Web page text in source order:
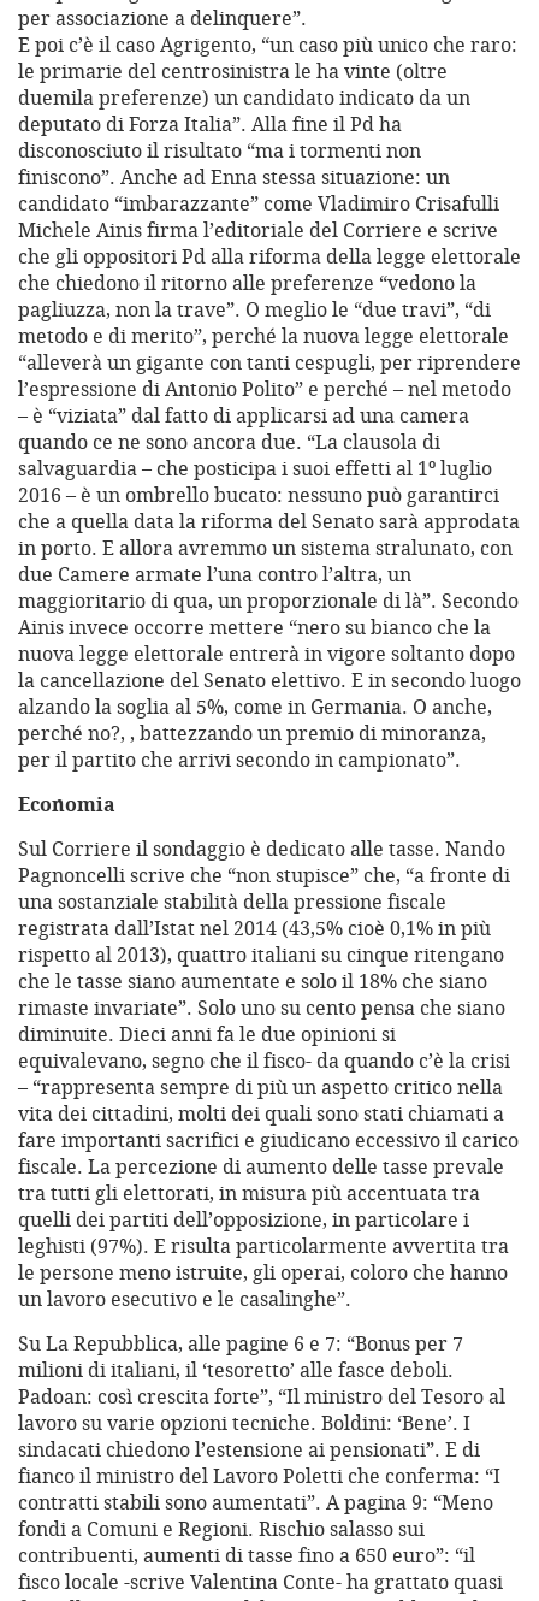
per associazione a delinquere”.
E poi c’è il caso Agrigento, “un caso più unico che raro:
le primarie del centrosinistra le ha vinte (oltre
duemila preferenze) un candidato indicato da un
deputato di Forza Italia”. Alla fine il Pd ha
disconosciuto il risultato “ma i tormenti non
finiscono”. Anche ad Enna stessa situazione: un
candidato “imbarazzante” come Vladimiro Crisafulli
Michele Ainis firma l’editoriale del Corriere e scrive
che gli oppositori Pd alla riforma della legge elettorale
che chiedono il ritorno alle preferenze “vedono la
pagliuzza, non la trave”. O meglio le “due travi”, “di
metodo e di merito”, perché la nuova legge elettorale
“alleverà un gigante con tanti cespugli, per riprendere
l’espressione di Antonio Polito” e perché – nel metodo
– è “viziata” dal fatto di applicarsi ad una camera
quando ce ne sono ancora due. “La clausola di
salvaguardia – che posticipa i suoi effetti al 1º luglio
2016 – è un ombrello bucato: nessuno può garantirci
che a quella data la riforma del Senato sarà approdata
in porto. E allora avremmo un sistema stralunato, con
due Camere armate l’una contro l’altra, un
maggioritario di qua, un proporzionale di là”. Secondo
Ainis invece occorre mettere “nero su bianco che la
nuova legge elettorale entrerà in vigore soltanto dopo
la cancellazione del Senato elettivo. E in secondo luogo
alzando la soglia al 5%, come in Germania. O anche,
perché no?, , battezzando un premio di minoranza,
per il partito che arrivi secondo in campionato”.
Economia
Sul Corriere il sondaggio è dedicato alle tasse. Nando
Pagnoncelli scrive che “non stupisce” che, “a fronte di
una sostanziale stabilità della pressione fiscale
registrata dall’Istat nel 2014 (43,5% cioè 0,1% in più
rispetto al 2013), quattro italiani su cinque ritengano
che le tasse siano aumentate e solo il 18% che siano
rimaste invariate”. Solo uno su cento pensa che siano
diminuite. Dieci anni fa le due opinioni si
equivalevano, segno che il fisco- da quando c’è la crisi
– “rappresenta sempre di più un aspetto critico nella
vita dei cittadini, molti dei quali sono stati chiamati a
fare importanti sacrifici e giudicano eccessivo il carico
fiscale. La percezione di aumento delle tasse prevale
tra tutti gli elettorati, in misura più accentuata tra
quelli dei partiti dell’opposizione, in particolare i
leghisti (97%). E risulta particolarmente avvertita tra
le persone meno istruite, gli operai, coloro che hanno
un lavoro esecutivo e le casalinghe”.
Su La Repubblica, alle pagine 6 e 7: “Bonus per 7
milioni di italiani, il ‘tesoretto’ alle fasce deboli.
Padoan: così crescita forte”, “Il ministro del Tesoro al
lavoro su varie opzioni tecniche. Boldini: ‘Bene’. I
sindacati chiedono l’estensione ai pensionati”. E di
fianco il ministro del Lavoro Poletti che conferma: “I
contratti stabili sono aumentati”. A pagina 9: “Meno
fondi a Comuni e Regioni. Rischio salasso sui
contribuenti, aumenti di tasse fino a 650 euro”: “il
fisco locale -scrive Valentina Conte- ha grattato quasi